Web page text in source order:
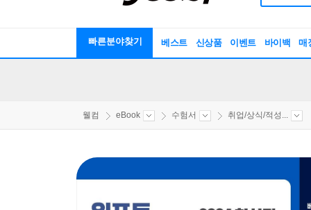
빠른분야찾기 베스트 신상품 이벤트 바이백 매
웰컴 eBook 수험서 취업/상식/적성...